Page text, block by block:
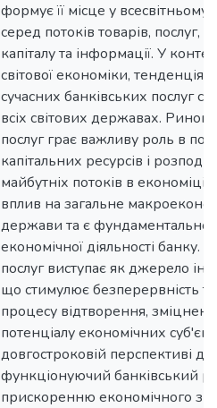
формує її місце у всесвітньому
серед потоків товарів, послуг,
капіталу та інформації. У
світової економіки, тенденція
сучасних банківських послуг
всіх світових державах. Ринок
послуг грає важливу роль в
капітальних ресурсів і
майбутніх потоків в
вплив на загальне
держави та є
економічної діяльності банку.
послуг виступає як джерело
що стимулює безперервність
процесу відтворення,
потенціалу економічних
довгостроковій перспективі
функціонуючий банківський
прискоренню економічного